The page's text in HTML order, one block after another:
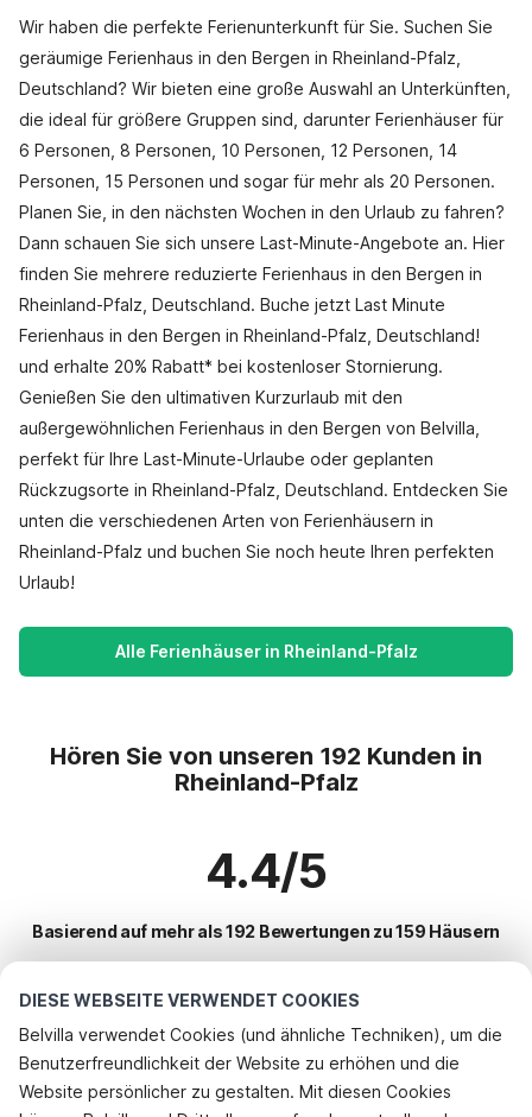
DIESE WEBSEITE VERWENDET COOKIES
Belvilla verwendet Cookies (und ähnliche Techniken), um die
Benutzerfreundlichkeit der Website zu erhöhen und die
Website persönlicher zu gestalten. Mit diesen Cookies
Wir haben die perfekte Ferienunterkunft für Sie. Suchen Sie
geräumige Ferienhaus in den Bergen in Rheinland-Pfalz,
Deutschland? Wir bieten eine große Auswahl an Unterkünften,
die ideal für größere Gruppen sind, darunter Ferienhäuser für
6 Personen, 8 Personen, 10 Personen, 12 Personen, 14
Personen, 15 Personen und sogar für mehr als 20 Personen.
Planen Sie, in den nächsten Wochen in den Urlaub zu fahren?
Dann schauen Sie sich unsere Last-Minute-Angebote an. Hier
finden Sie mehrere reduzierte Ferienhaus in den Bergen in
Rheinland-Pfalz, Deutschland. Buche jetzt Last Minute
Ferienhaus in den Bergen in Rheinland-Pfalz, Deutschland!
und erhalte 20% Rabatt* bei kostenloser Stornierung.
Genießen Sie den ultimativen Kurzurlaub mit den
außergewöhnlichen Ferienhaus in den Bergen von Belvilla,
perfekt für Ihre Last-Minute-Urlaube oder geplanten
Rückzugsorte in Rheinland-Pfalz, Deutschland. Entdecken Sie
unten die verschiedenen Arten von Ferienhäusern in
Rheinland-Pfalz und buchen Sie noch heute Ihren perfekten
Urlaub!
Alle Ferienhäuser in Rheinland-Pfalz
Hören Sie von unseren 192 Kunden in
Rheinland-Pfalz
4.4/5
Basierend auf mehr als 192 Bewertungen zu 159 Häusern
Beliebteste Reiseziele für Urlaub
Beliebte Ausstattungen für Urlaub in Rheinland-pfalz
Kinderfreundliche Ferienunterkünfte